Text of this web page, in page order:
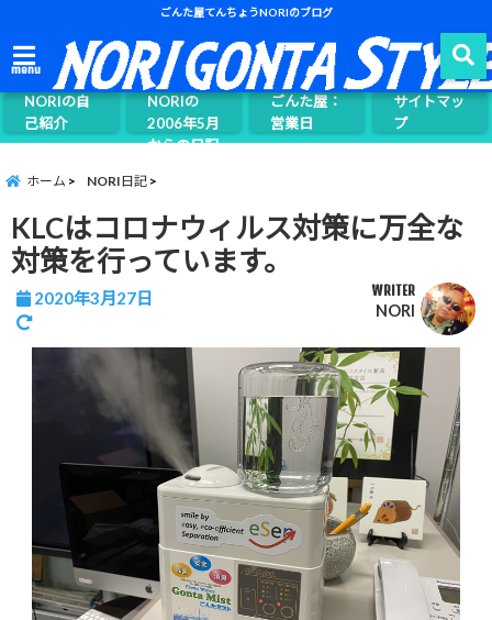
ごんた屋てんちょうNORIのブログ
menu
NORIの自
己紹介
ごんた屋て
んちょう
NORIの
2006年5月
からの日記
ごんた屋：
営業日
サイトマッ
プ
ホーム NORI日記
KLCはコロナウィルス対策に万全な
対策を行っています。
2020年3月27日 WRITER
NORI